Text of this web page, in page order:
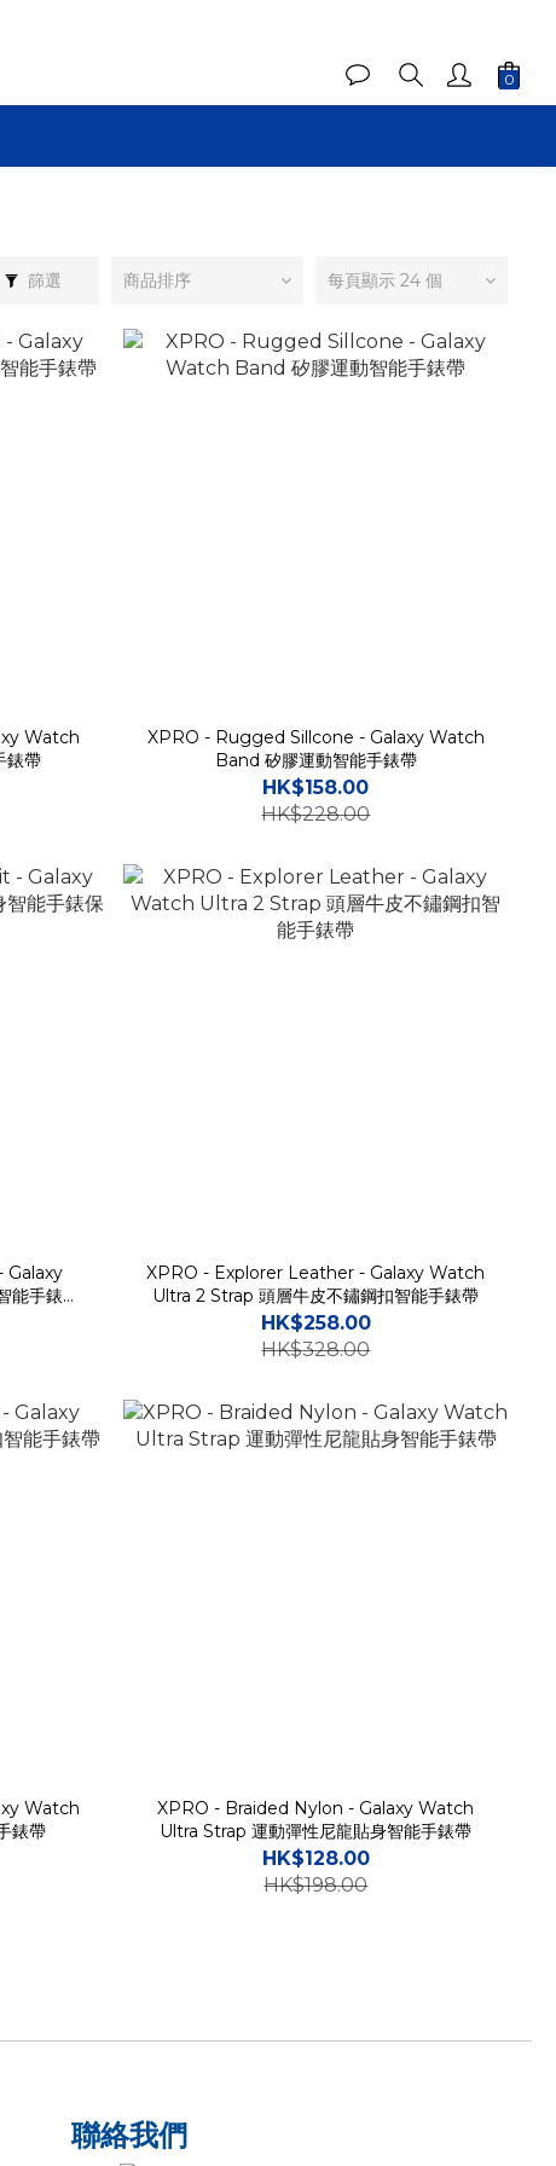
篩選 商品排序 每頁顯示 24 個
Watch
錶帶
XPRO - Rugged Sillcone - Galaxy Watch
Band 矽膠運動智能手錶帶
HK$158.00
HK$228.00
Galaxy
手錶保
XPRO - Explorer Leather - Galaxy Watch
Ultra 2 Strap 頭層牛皮不鏽鋼扣智能手錶帶
HK$258.00
HK$328.00
Watch
錶帶
XPRO - Braided Nylon - Galaxy Watch
Ultra Strap 運動彈性尼龍貼身智能手錶帶
HK$128.00
HK$198.00
聯絡我們